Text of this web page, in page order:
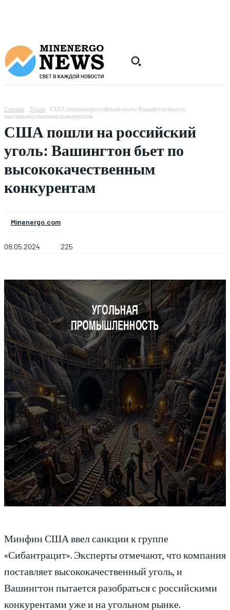
Главная Уголь
США пошли на российский уголь: Вашингтон бьет по
высококачественным конкурентам
США пошли на российский
уголь: Вашингтон бьет по
высококачественным
конкурентам
Minenergo.com
08.05.2024 225
Минфин США ввел санкции к группе
«Сибантрацит». Эксперты отмечают, что компания
поставляет высококачественный уголь, и
Вашингтон пытается разобраться с российскими
конкурентами уже и на угольном рынке.